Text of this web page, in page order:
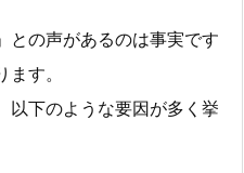
との声があるのは事実です
す。
以下のような要因が多く挙